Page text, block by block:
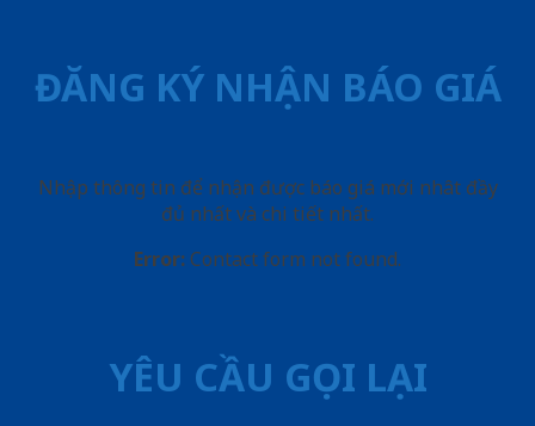
ĐĂNG KÝ NHẬN BÁO GIÁ
Nhập thông tin để nhận được báo giá mới nhât đầy
đủ nhất và chi tiết nhất.
Error: Contact form not found.
YÊU CẦU GỌI LẠI